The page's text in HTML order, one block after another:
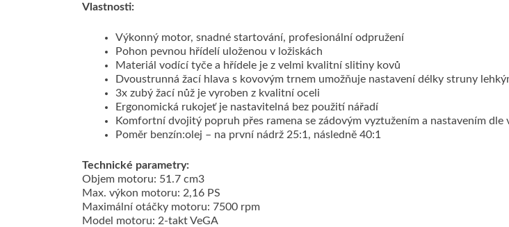
Vlastnosti:
Výkonný motor, snadné startování, profesionální odpružení
Pohon pevnou hřídelí uloženou v ložiskách
Materiál vodící tyče a hřídele je z velmi kvalitní slitiny kovů
Dvoustrunná žací hlava s kovovým trnem umožňuje nastavení délky struny
3x zubý žací nůž je vyroben z kvalitní oceli
Ergonomická rukojeť je nastavitelná bez použití nářadí
Komfortní dvojitý popruh přes ramena se zádovým vyztužením a nastavením dle
Poměr benzín:olej – na první nádrž 25:1, následně 40:1
Technické parametry:
Objem motoru: 51.7 cm3
Max. výkon motoru: 2,16 PS
Maximální otáčky motoru: 7500 rpm
Model motoru: 2-takt VeGA